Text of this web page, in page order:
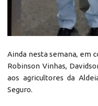
Ainda nesta semana, em
Robinson Vinhas,
aos agricultores da
Seguro.